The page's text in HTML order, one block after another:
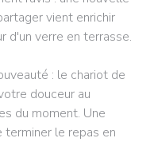
vient enrichir
d'un verre en terrasse.
: le chariot de
douceur au
du moment. Une
le repas en